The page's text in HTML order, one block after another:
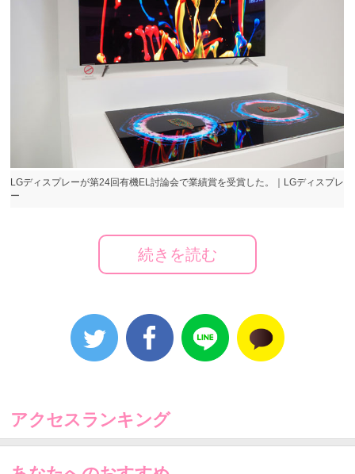
LGディスプレーが第24回有機EL討論会で業績賞を受賞した。｜LGディスプレ
ー
LGディスプレーが海外企業としては初めて、日本の学
に対する貢献を認められ、業績賞を受賞した」と発表
した。LGディスプレーは、大型OLED TVの生産を可能
にしたWRGB技術を開発し、2013年から世界で初めて
LGディスプレーの関係者は「今回の受賞は、薄型ディ
スプレーの本国である日本がLGディスプレーの技術力
を認めたという点で、その意義が大きい」と説明し
た。
続きを読む
アクセスランキング